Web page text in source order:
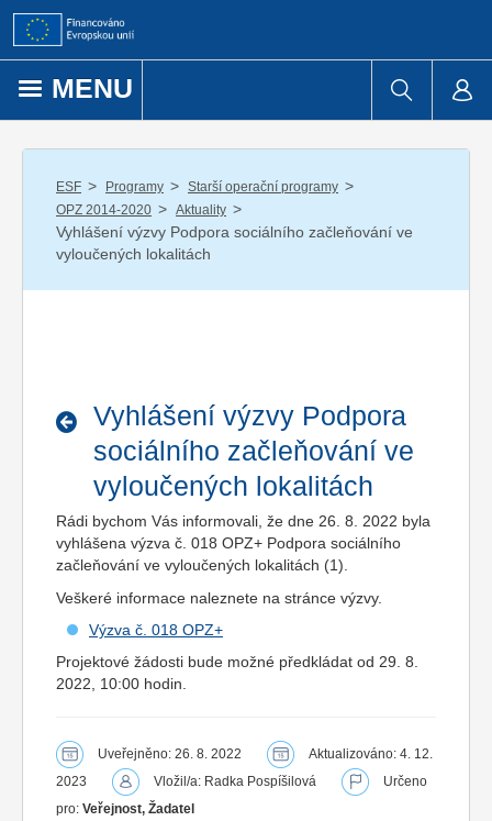
Přejít k obsahu
MENU
ESF / Programy / Starší operační programy /
OPZ 2014-2020 / Aktuality /
Vyhlášení výzvy Podpora sociálního začleňování ve
vyloučených lokalitách
Vyhlášení výzvy Podpora
sociálního začleňování ve
vyloučených lokalitách
Rádi bychom Vás informovali, že dne 26. 8. 2022 byla
vyhlášena výzva č. 018 OPZ+ Podpora sociálního
začleňování ve vyloučených lokalitách (1).
Veškeré informace naleznete na stránce výzvy.
Výzva č. 018 OPZ+
Projektové žádosti bude možné předkládat od 29. 8.
2022, 10:00 hodin.
Uveřejněno: 26. 8. 2022
Aktualizováno: 4. 12.
2023
Vložil/a: Radka Pospíšilová
Určeno
pro: Veřejnost, Žadatel